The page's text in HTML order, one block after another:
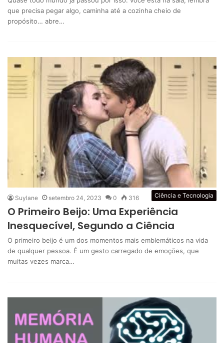
que precisa pegar algo, caminha até a cozinha cheio de
propósito… abre…
Ciência e Tecnologia
Suylane setembro 24, 2023 0 316
O Primeiro Beijo: Uma Experiência
Inesquecível, Segundo a Ciência
O primeiro beijo é um dos momentos mais emblemáticos na vida
de qualquer pessoa. É um gesto carregado de emoções, que
muitas vezes marca…